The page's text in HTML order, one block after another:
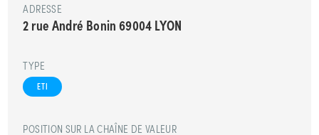
ADRESSE
2 rue André Bonin 69004 LYON
TYPE
ETI
POSITION SUR LA CHAÎNE DE VALEUR